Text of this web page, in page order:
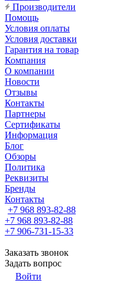
Производители
Помощь
Условия оплаты
Условия доставки
Гарантия на товар
Компания
О компании
Новости
Отзывы
Контакты
Партнеры
Сертификаты
Информация
Блог
Обзоры
Политика
Реквизиты
Бренды
Контакты
+7 968 893-82-88
+7 968 893-82-88
+7 906-731-15-33
Заказать звонок
Задать вопрос
Войти